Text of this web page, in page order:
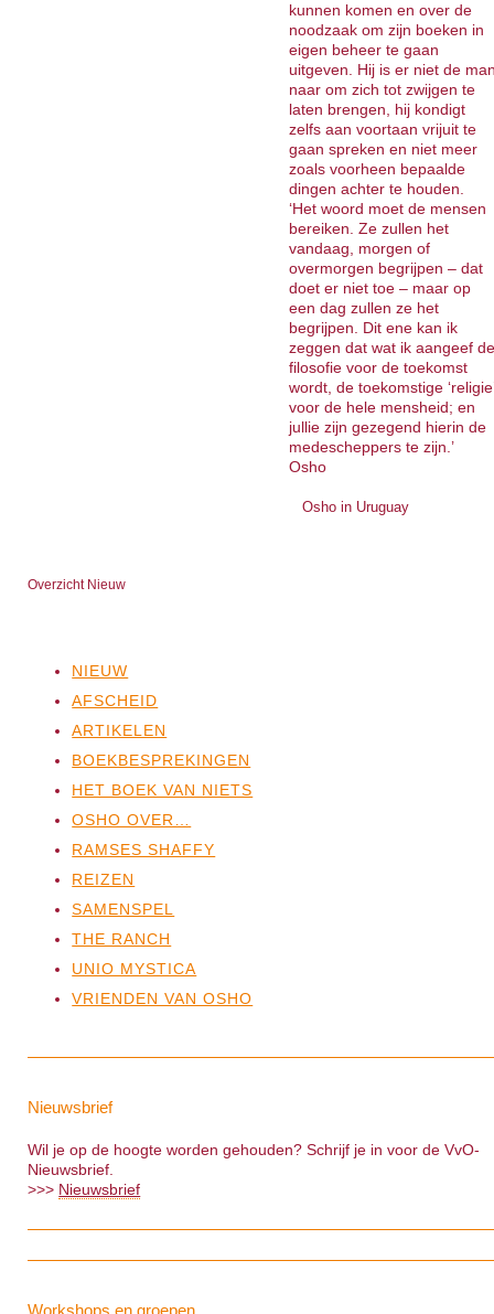
kunnen komen en over de
noodzaak om zijn boeken in
eigen beheer te gaan
uitgeven. Hij is er niet de
naar om zich tot zwijgen te
laten brengen, hij kondigt
zelfs aan voortaan vrijuit te
gaan spreken en niet meer
zoals voorheen bepaalde
dingen achter te houden.
‘Het woord moet de mensen
bereiken. Ze zullen het
vandaag, morgen of
overmorgen begrijpen – dat
doet er niet toe – maar op
een dag zullen ze het
begrijpen. Dit ene kan ik
zeggen dat wat ik aangeef de
filosofie voor de toekomst
wordt, de toekomstige ‘religie’
voor de hele mensheid; en
jullie zijn gezegend hierin de
medescheppers te zijn.’
Osho
Osho in Uruguay
Overzicht Nieuw
NIEUW
AFSCHEID
ARTIKELEN
BOEKBESPREKINGEN
HET BOEK VAN NIETS
OSHO OVER…
RAMSES SHAFFY
REIZEN
SAMENSPEL
THE RANCH
UNIO MYSTICA
VRIENDEN VAN OSHO
Nieuwsbrief
Wil je op de hoogte worden gehouden? Schrijf je in voor de VvO-
Nieuwsbrief.
>>> Nieuwsbrief
Workshops en groepen